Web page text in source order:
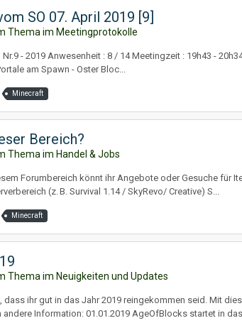
SO 07. April 2019 [9]
Thema im Meetingprotokolle
- 2019 Anwesenheit : 8 / 14 Meetingzeit : 19h43 -
am Spawn - Oster Bloc...
Minecraft
Bereich?
Thema im Handel & Jobs
Forumbereich könnt ihr Angebote oder Gesuche
(z. B. Survival 1.14 / SkyRevo/ Creative) S...
Minecraft
Thema im Neuigkeiten und Updates
dass ihr gut in das Jahr 2019 reingekommen seid. Mit
Information: 01.01.2019 AgeOfBlocks startet in